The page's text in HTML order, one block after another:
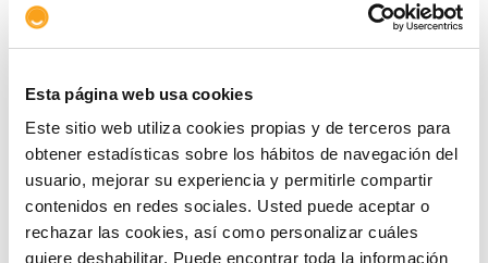
Esta página web usa cookies
Este sitio web utiliza cookies propias y de terceros para
obtener estadísticas sobre los hábitos de navegación del
usuario, mejorar su experiencia y permitirle compartir
contenidos en redes sociales. Usted puede aceptar o
rechazar las cookies, así como personalizar cuáles
quiere deshabilitar. Puede encontrar toda la información
Información limitada (al tener menos cobertura de
Principales características de las
y Mid Caps
Small Capses el término que se refiere a empresas
con una capitalización de mercado relativamente
pequeña, normalmente no superior a 2.000 millones
de dólares. Son empresas aún pequeñas pero con